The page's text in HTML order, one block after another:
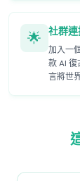
🌟 社群連
加入一
款 AI
言將世